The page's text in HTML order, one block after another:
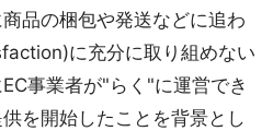
品の梱包や発送などに追わ
に充分に取り組めない
事業者が"らく"に運営でき
を開始したことを背景とし